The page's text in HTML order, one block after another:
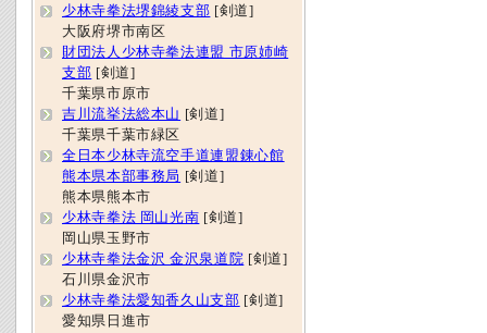
少林寺拳法堺錦綾支部 [剣道]
大阪府堺市南区
財団法人少林寺拳法連盟 市原姉崎
支部 [剣道]
千葉県市原市
吉川流挙法総本山 [剣道]
千葉県千葉市緑区
全日本少林寺流空手道連盟錬心館
熊本県本部事務局 [剣道]
熊本県熊本市
少林寺拳法 岡山光南 [剣道]
岡山県玉野市
少林寺拳法金沢 金沢泉道院 [剣道]
石川県金沢市
少林寺拳法愛知香久山支部 [剣道]
愛知県日進市